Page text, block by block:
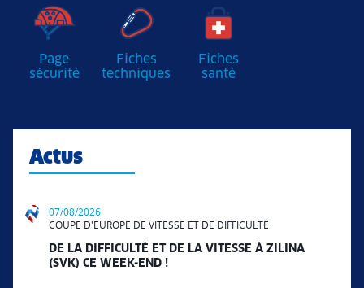
Page
sécurité
Fiches
techniques
Fiches
santé
Actus
07/08/2026
COUPE D'EUROPE DE VITESSE ET DE DIFFICULTÉ
DE LA DIFFICULTÉ ET DE LA VITESSE À ZILINA
(SVK) CE WEEK-END !